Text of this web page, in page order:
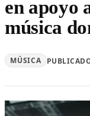
en apoyo
música
MÚSICA